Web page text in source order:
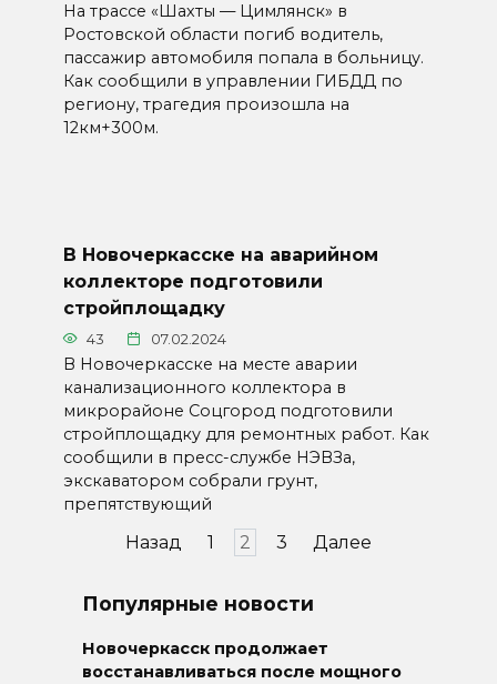
На трассе «Шахты — Цимлянск» в
Ростовской области погиб водитель,
пассажир автомобиля попала в больницу.
Как сообщили в управлении ГИБДД по
региону, трагедия произошла на
12км+300м.
В Новочеркасске на аварийном
коллекторе подготовили
стройплощадку
43 07.02.2024
В Новочеркасске на месте аварии
канализационного коллектора в
микрорайоне Соцгород подготовили
стройплощадку для ремонтных работ. Как
сообщили в пресс-службе НЭВЗа,
экскаватором собрали грунт,
препятствующий
ПагинацияНазад 1 2 3 Далее
Популярные новости
Новочеркасск продолжает
восстанавливаться после мощного